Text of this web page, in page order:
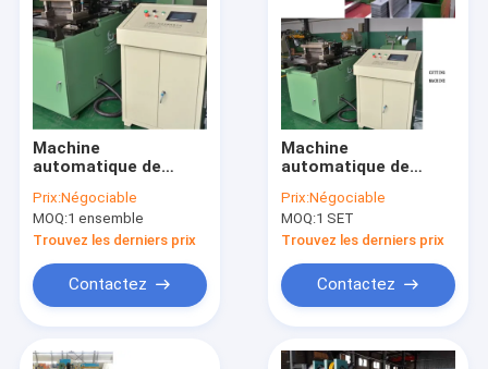
Machine
automatique de
pour faire le coeur du
réacteur
Prix:Négociable
MOQ:1 ensemble
Trouvez les derniers prix
Contactez
Machine
automatique de
servomoteur pour
réaliser le noyau du
réacteur
Prix:Négociable
MOQ:1 SET
Trouvez les derniers prix
Contactez